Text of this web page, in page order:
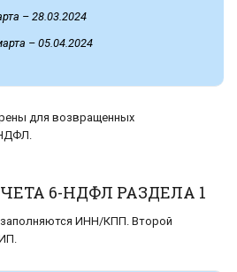
– 28.03.2024
– 05.04.2024
для возвращенных
6-НДФЛ РАЗДЕЛА 1
заполняются ИНН/КПП. Второй